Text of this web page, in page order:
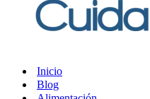
Inicio
Blog